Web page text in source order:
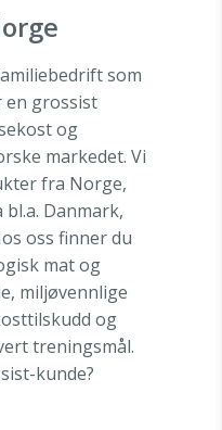
som
en grossist
og
markedet. Vi
fra Norge,
Danmark,
oss finner du
mat og
miljøvennlige
og
treningsmål.
kunde?